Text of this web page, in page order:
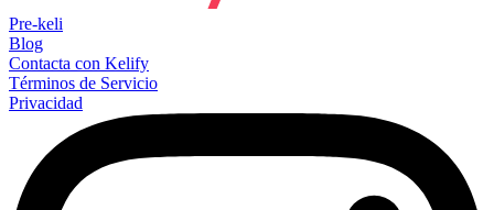
Pre-keli
Blog
Contacta con Kelify
Términos de Servicio
Privacidad